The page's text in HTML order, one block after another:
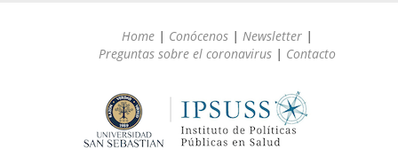
Home | Conócenos | Newsletter |
Preguntas sobre el coronavirus | Contacto